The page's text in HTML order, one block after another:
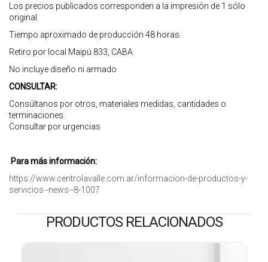
Los precios publicados corresponden a la impresión de 1 sólo
original.
Tiempo aproximado de producción 48 horas.
Retiro por local Maipú 833, CABA.
No incluye diseño ni armado
CONSULTAR:
Consúltanos por otros, materiales medidas, cantidades o
terminaciones.
Consultar por urgencias
Para más información:
https://www.centrolavalle.com.ar/informacion-de-productos-y-
servicios--news--8-1007
PRODUCTOS RELACIONADOS